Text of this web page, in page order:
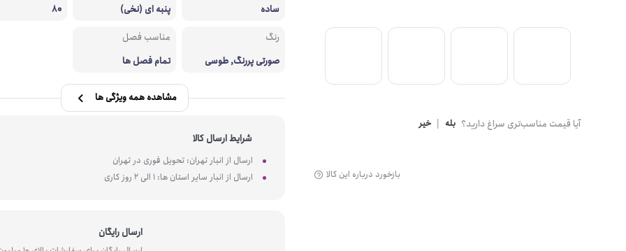
آیا قیمت مناسب‌تری سراغ دارید؟ بله خیر
بازخورد درباره این کالا
ساده
پنبه ای (نخی)
80
رنگ
صورتی پررنگ, طوسی
مناسب فصل
تمام فصل ها
مشاهده همه ویژگی ها
شرایط ارسال کالا
ارسال از انبار تهران: تحویل فوری در تهران
ارسال از انبار سایر استان ها: 1 الی 2 روز کاری
ارسال رایگان